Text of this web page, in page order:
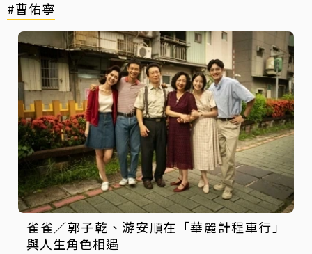
#曹佑寧
雀雀／郭子乾、游安順在「華麗計程車行」
與人生角色相遇